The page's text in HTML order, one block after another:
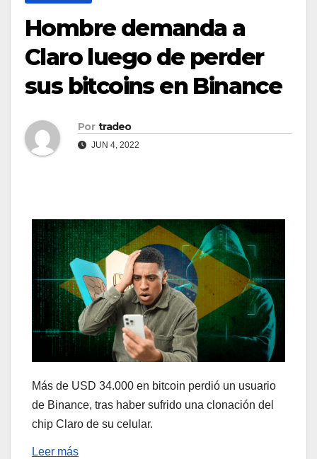
Hombre demanda a
Claro luego de perder
sus bitcoins en Binance
Por tradeo
JUN 4, 2022
Más de USD 34.000 en bitcoin perdió un usuario
de Binance, tras haber sufrido una clonación del
chip Claro de su celular.
Leer más